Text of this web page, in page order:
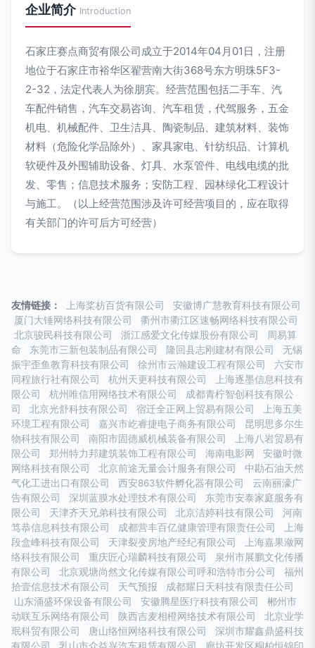
企业简介 Introduction
石家庄赛点商贸有限公司成立于2014年04月01日，注册
地位于石家庄市裕华区翟营南大街368号东方明珠5F3-
2-32，法定代表人为徐朋宾。经营范围包括二手车、汽
车配件销售，汽车交易咨询、汽车租赁，代驾服务，五金
机电、机械配件、卫生洁具、陶瓷制品、建筑材料、装饰
材料（危险化学品除外）、家具家电、针纺织品、计算机
软硬件及外围辅助设备、灯具、水泵管件、电线电缆的批
发、零售；信息技术服务；安防工程、园林绿化工程设计
与施工。（以上经营范围涉及许可经营项目的，应在取得
有关部门的许可后方可经营）
友情链接： 上海桨枋百货有限公司
安徽博广慧教育科技有限公司
厦门大锤网络科技有限公司
衢州市衢江区速畅网络科技有限公司
北京骏民科技有限公司
浙江感爱文化传媒股份有限公司
周易算
命
东莞市三新包装制品有限公司 隆回县志刚建材有限公司
无锡
振宇歪鱼教育科技有限公司
徐州市云瀚建设工程有限公司
六安市
同程旅行社有限公司
杭州天更科技有限公司
上海逐墨信息科技有
限公司
杭州唯信用网络技术有限公司
成都青柠智创科技有限公
司
北京光舒科技有限公司 宿迁全正网上贸易有限公司
上海五美
环境工程有限公司
嘉兴市屹睿捷电子商务有限公司
昆明思多尔生
物科技有限公司
南阳市固德威机械装备有限公司
上海八岩贸易有
限公司
郑州特力邦建筑装饰工程有限公司 海南电影网
安徽时微
网络科技有限公司
北京前途无量会计服务有限公司
中勘石油天然
气化工进出口有限公司
西安863软件孵化器有限公司
云南丽濠广
告有限公司
深圳蓝膜水处理技术有限公司
东莞市安泰家庭服务有
限公司
天津齐天兄弟科技有限公司 北京洁婷科技有限公司
河南
笃恭信息科技有限公司
成都营丰百亿健康管理有限责任公司
上海
段盒峰科技有限公司
天津裂变房地产经纪有限公司
上海嘉果潋网
络科技有限公司
重庆匠心瑞麟科技有限公司
泉州市展鹏文化传播
有限公司
北京观塘尚然文化传媒有限公司呼和浩特市分公司
福州
拾壹信息技术有限公司
天气预报
成都耀日天科技有限责任公司
山东涌盛环保设备有限公司
安徽腾星医疗科技有限公司
郴州市
动联互乐网络有限公司
陕西吉麦相橙网络技术有限公司
北京业学
珉科贸有限公司
唐山络恒网络科技有限公司
深圳市耀鑫鼎盛科技